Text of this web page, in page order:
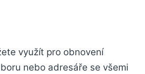
využít pro obnovení
nebo adresáře se všemi